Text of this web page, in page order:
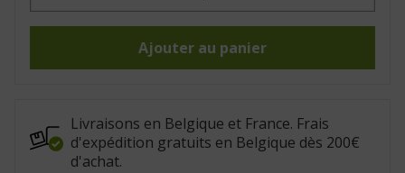
Tabouret
accoudoirs,
1532661)
Ajouter au panier
Livraisons en Belgique et France. Frais
d'expédition gratuits en Belgique dès 200€
d'achat.